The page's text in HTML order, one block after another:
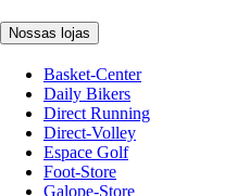
Nossas lojas
Basket-Center
Daily Bikers
Direct Running
Direct-Volley
Espace Golf
Foot-Store
Galope-Store